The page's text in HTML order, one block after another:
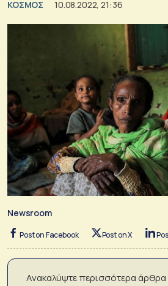
ΚΟΣΜΟΣ 10.08.2022, 21:36
Newsroom
Post on Facebook Post on X
Ανακαλύψτε περισσότερα